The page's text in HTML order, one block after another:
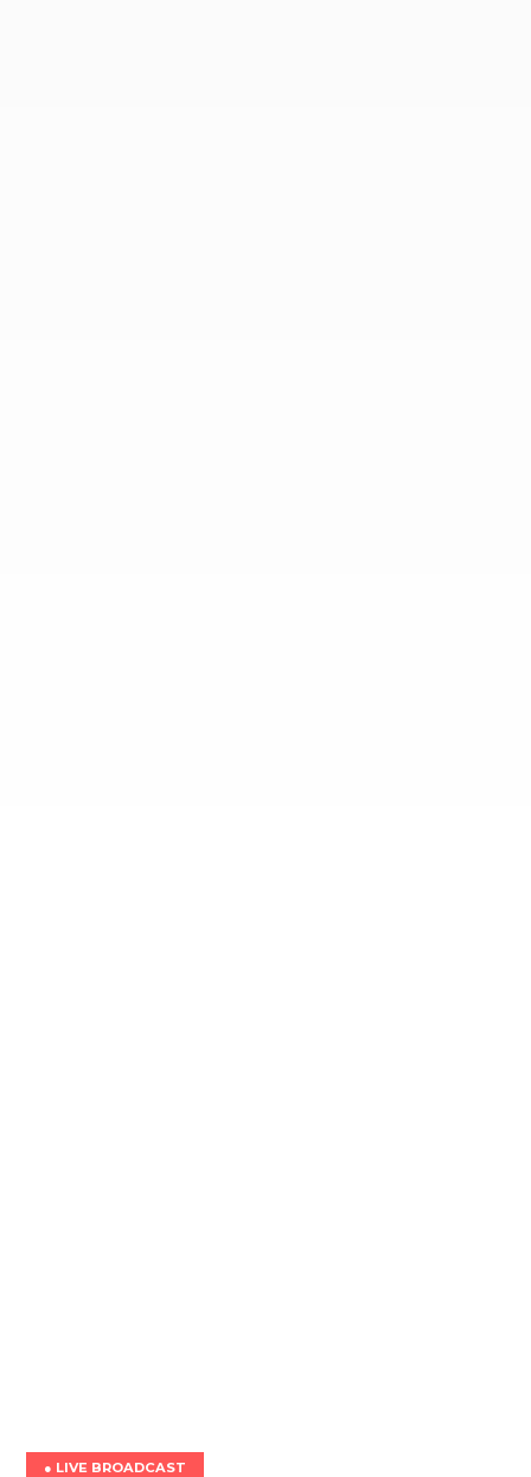
● LIVE BROADCAST